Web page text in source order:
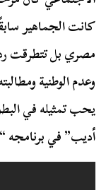
كانت الجماهير
مصري بل تتطرقت
وعدم الوطنية
يحب تمثيله في
أديب” في برنامجه